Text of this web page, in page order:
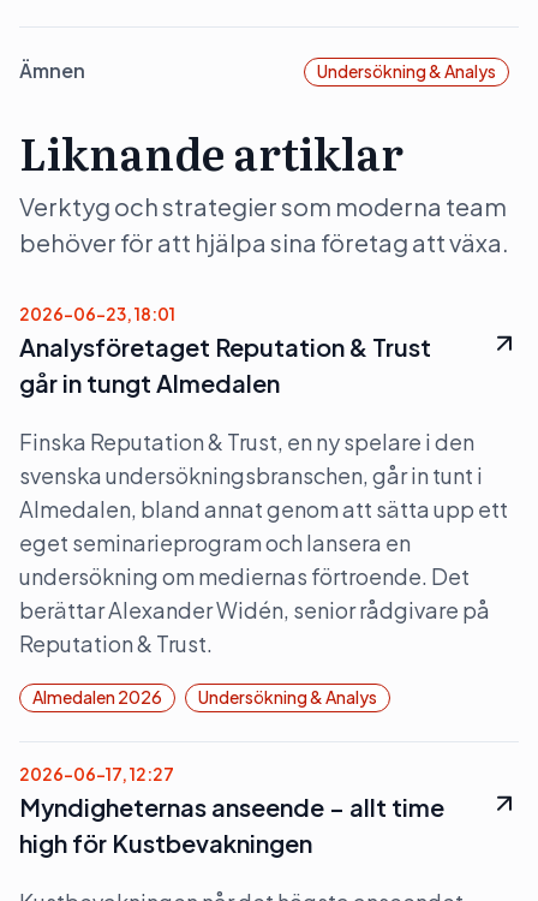
Ämnen Undersökning & Analys
Liknande artiklar
Verktyg och strategier som moderna team
behöver för att hjälpa sina företag att växa.
2026-06-23, 18:01
Analysföretaget Reputation & Trust
går in tungt Almedalen
Finska Reputation & Trust, en ny spelare i den
svenska undersökningsbranschen, går in tunt i
Almedalen, bland annat genom att sätta upp ett
eget seminarieprogram och lansera en
undersökning om mediernas förtroende. Det
berättar Alexander Widén, senior rådgivare på
Reputation & Trust.
Almedalen 2026 Undersökning & Analys
2026-06-17, 12:27
Myndigheternas anseende – allt time
high för Kustbevakningen